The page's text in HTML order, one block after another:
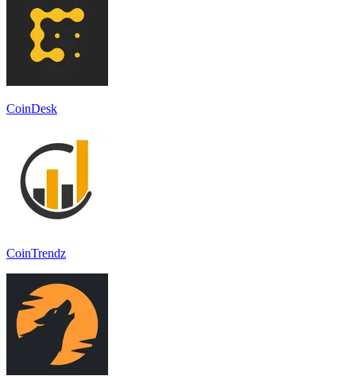
CoinDesk
CoinTrendz